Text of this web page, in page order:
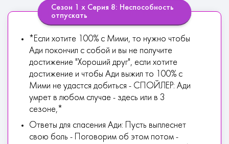
Сезон 1 х Серия 8: Неспособность
отпускать
*Если хотите 100% с Мими, то нужно чтобы
Ади покончил с собой и вы не получите
достижение "Хороший друг", если хотите
достижение и чтобы Ади выжил то 100% с
Мими не удастся добиться - СПОЙЛЕР: Ади
умрет в любом случае - здесь или в 3
сезоне,*
Ответы для спасения Ади: Пусть выплеснет
свою боль - Поговорим об этом потом -